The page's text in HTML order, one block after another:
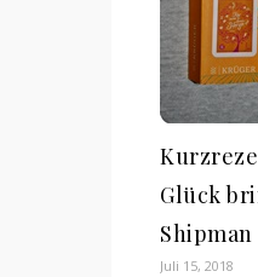
Glück
Shipman
Juli 15, 2018